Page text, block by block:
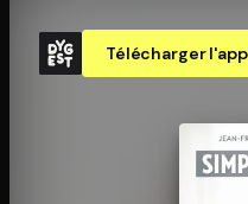
Télécharger l'app